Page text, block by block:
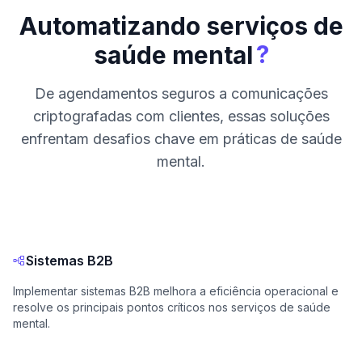
Automatizando serviços de
saúde mental?
De agendamentos seguros a comunicações
criptografadas com clientes, essas soluções
enfrentam desafios chave em práticas de saúde
mental.
Sistemas B2B
Implementar sistemas B2B melhora a eficiência operacional e
resolve os principais pontos críticos nos serviços de saúde
mental.